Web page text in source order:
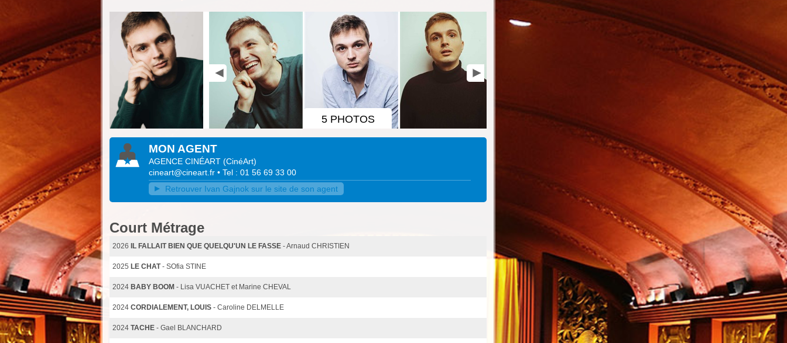
5 PHOTOS
MON AGENT
AGENCE CINÉART (CinéArt)
cineart@cineart.fr • Tel : 01 56 69 33 00
Retrouver Ivan Gajnok sur le site de son agent
Court Métrage
2026 IL FALLAIT BIEN QUE QUELQU'UN LE FASSE - Arnaud CHRISTIEN
2025 LE CHAT - SOfia STINE
2024 BABY BOOM - Lisa VUACHET et Marine CHEVAL
2024 CORDIALEMENT, LOUIS - Caroline DELMELLE
2024 TACHE - Gael BLANCHARD